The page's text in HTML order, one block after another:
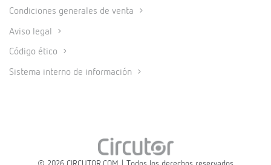
Condiciones generales de venta
Aviso legal
Código ético
Sistema interno de información